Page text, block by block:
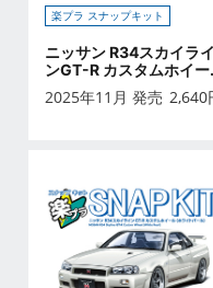
楽プラ スナップキット
ニッサン R34スカイライ
ンGT-R カスタムホイー
ル(ベイサイドブルー)
2025年11月 発売 2,640